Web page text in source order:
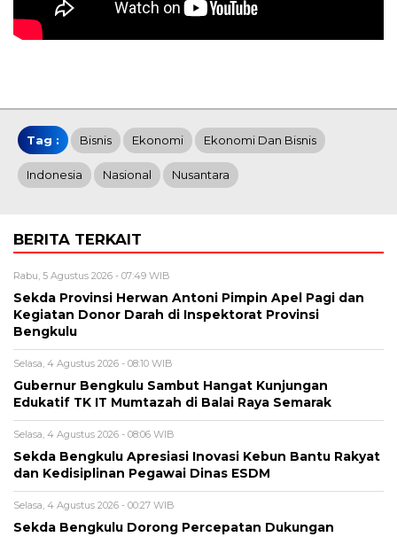
Tag : Bisnis Ekonomi Ekonomi Dan Bisnis
Indonesia Nasional Nusantara
BERITA TERKAIT
Rabu, 5 Agustus 2026 - 07:49 WIB
Sekda Provinsi Herwan Antoni Pimpin Apel Pagi dan
Kegiatan Donor Darah di Inspektorat Provinsi
Bengkulu
Selasa, 4 Agustus 2026 - 08:10 WIB
Gubernur Bengkulu Sambut Hangat Kunjungan
Edukatif TK IT Mumtazah di Balai Raya Semarak
Selasa, 4 Agustus 2026 - 08:06 WIB
Sekda Bengkulu Apresiasi Inovasi Kebun Bantu Rakyat
dan Kedisiplinan Pegawai Dinas ESDM
Selasa, 4 Agustus 2026 - 00:27 WIB
Sekda Bengkulu Dorong Percepatan Dukungan